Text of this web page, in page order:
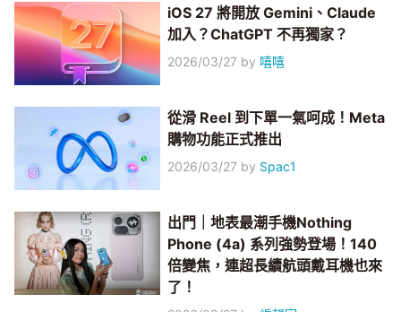
iOS 27 將開放 Gemini、Claude
加入？ChatGPT 不再獨家？
2026/03/27 by 嘻嘻
從滑 Reel 到下單一氣呵成！Meta
購物功能正式推出
2026/03/27 by Spac1
出門｜地表最潮手機Nothing
Phone (4a) 系列強勢登場！140
倍變焦，連超長續航頭戴耳機也來
了！